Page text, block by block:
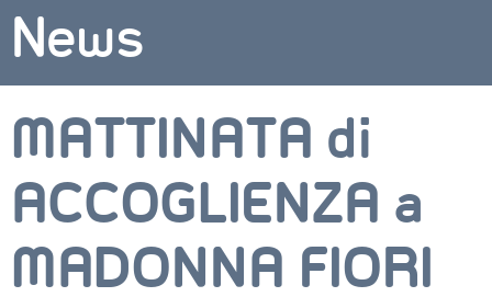
News
MATTINATA di
ACCOGLIENZA a
MADONNA FIORI